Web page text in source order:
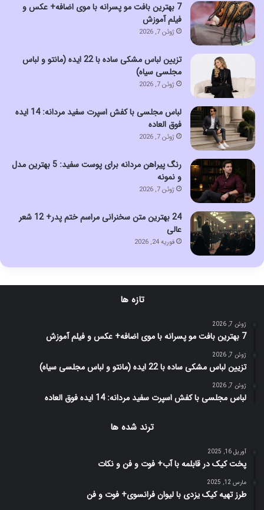
7 بهترین بافت مو پسرانه با موی اضافه+ عکس و
فیلم آموزش
ژوئن 7, 2026
تزیین لباس مشکی ساده با 22 ایده (مانتو و لباس
مجلسی سیاه)
ژوئن 7, 2026
لباس مجلسی با کفش اسپرت سفید مردانه: 14 ایده
فوق العاده
ژوئن 7, 2026
رنگ پیراهن مردانه برای پوست سفید: 5 بهترین مدل
و نمونه
ژوئن 7, 2026
24 بهترین متن سخنرانی مراسم ختم پدر+ 12 شعر
عالی
فوریه 24, 2026
تازه ها
ژوئن 7, 2026
7 بهترین بافت مو پسرانه با موی اضافه+ عکس و فیلم آموزش
ژوئن 7, 2026
تزیین لباس مشکی ساده با 22 ایده (مانتو و لباس مجلسی سیاه)
ژوئن 7, 2026
لباس مجلسی با کفش اسپرت سفید مردانه: 14 ایده فوق العاده
ترند شده ها
آوریل 16, 2025
پخت کیک در قابلمه با آب+ فوت و فن و نکات
مارس 12, 2025
طرز تهیه کیک یزدی با لیوان فرانسوی+ فوت و فن